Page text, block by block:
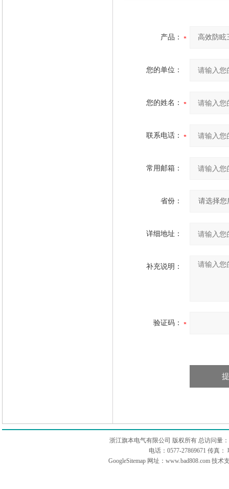
产品：
您的单位：
您的姓名：
联系电话：
常用邮箱：
省份：
详细地址：
补充说明：
验证码：
浙江旗本电气有限公司 版权所有 总访问量：
电话：0577-27869671 传真
GoogleSitemap 网址：www.bad808.com 技